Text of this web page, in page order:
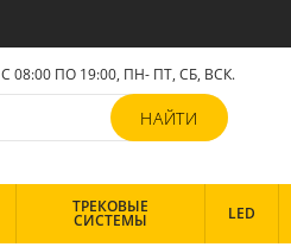
С 08:00 ПО 19:00, ПН- ПТ, СБ, ВСК.
ТРЕКОВЫЕ
СИСТЕМЫ LED